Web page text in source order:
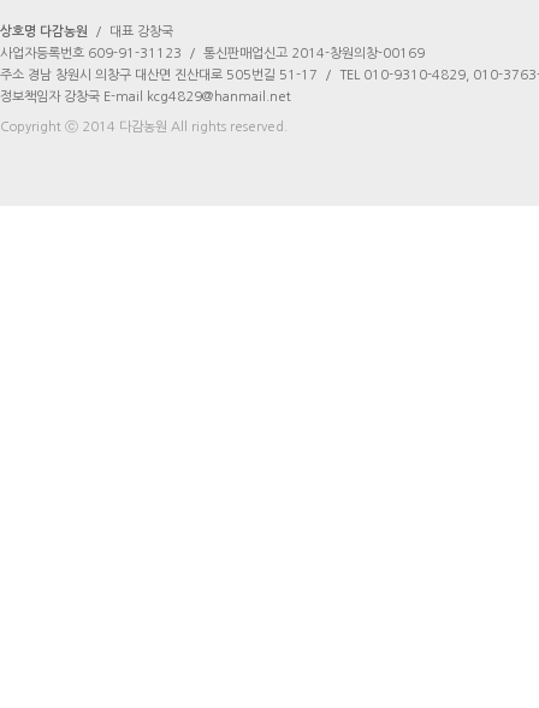
상호명 다감농원 /
대표 강창국
사업자등록번호 609-91-31123
/
통신판매업신고 2014-창원의창-00169
주소 경남 창원시 의창구 대산면 진산대로 505번길 51-17
/
TEL 010-9310-4829, 010-
정보책임자 강창국 E-mail kcg4829@hanmail.net
Copyright ⓒ 2014 다감농원 All rights reserved.